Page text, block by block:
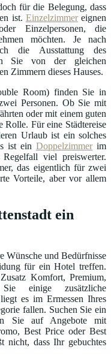
für die Belegung, dass
ist. Einzelzimmereignen
Einzelpersonen, die
möchten. Je nach
die Ausstattung des
Sie von der gleichen
Zimmern dieses Hauses.
Room) finden Sie in
Personen. Ob Sie mit
oder mit einem guten
Rolle. Für eine Städtereise
Urlaub ist ein solches
ist ein Doppelzimmerim
viel preiswerter.
das eigentlich für zwei
Vorteile, aber vor allem
ein
Wünsche und Bedürfnisse
für ein Hotel treffen.
Komfort, Premium,
einige zusätzliche
es im Ermessen Ihres
fallen. Suchen Sie ein
Sie auf Angebote mit
Best Price oder Best
nicht, dass Ihr gebuchtes